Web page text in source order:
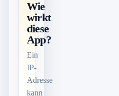
Wie
wirkt
diese
App?
Ein
IP-
Adresse
kann